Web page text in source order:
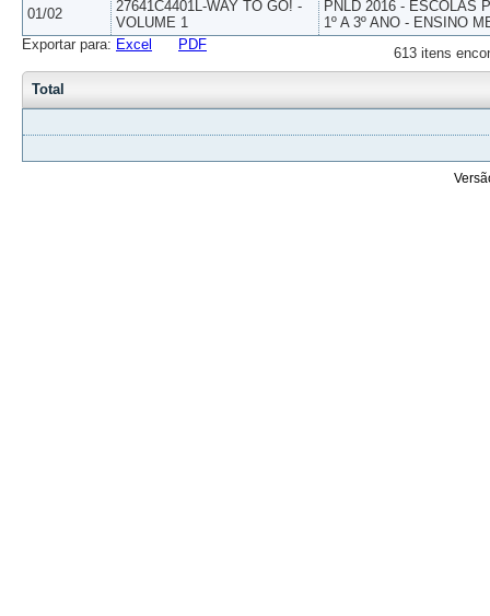
01/02
27641C4401L-WAY TO GO! -
VOLUME 1
PNLD 2016 - ESCOLAS
1º A 3º ANO - ENSINO
613 itens
Exportar para: Excel PDF
Total